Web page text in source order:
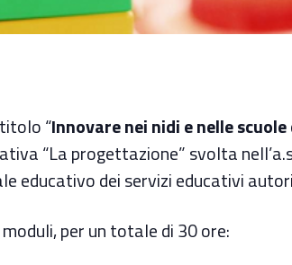
“Innovare nei nidi e nelle
“La progettazione” svolta
educativo dei servizi educativi
per un totale di 30 ore: